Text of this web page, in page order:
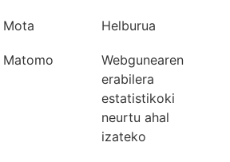
Mota Helburua
Matomo
Webgunearen
erabilera
estatistikoki
neurtu ahal
izateko